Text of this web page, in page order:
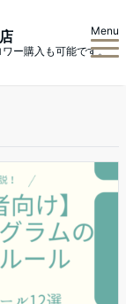
ー購入も可能です。
Menu